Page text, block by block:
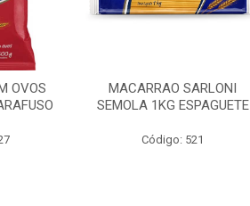
OVOS
MACARRAO SARLONI
SEMOLA 1KG ESPAGUETE
Código: 521